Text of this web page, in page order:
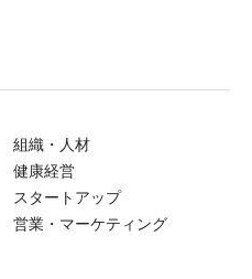
組織・人材
健康経営
スタートアップ
営業・マーケティング